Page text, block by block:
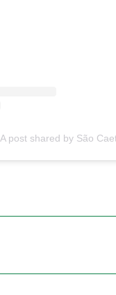
A post shared by São